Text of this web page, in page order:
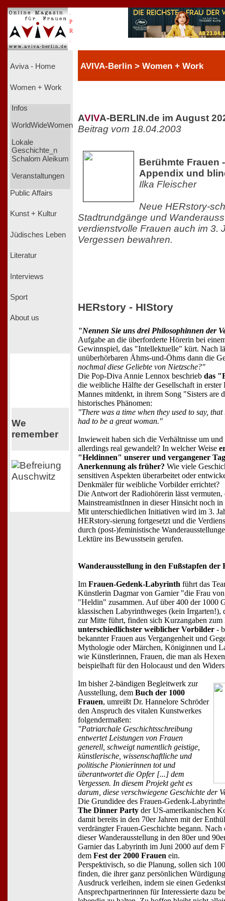
P
R
Aviva - Home
Women + Work
Infos
WorldWideWomen
Lokale
Geschichte_n
Schalom Aleikum
Veranstaltungen
Public Affairs
Kunst + Kultur
Jüdisches Leben
Literatur
Interviews
Sport
About us
We
remember
AVIVA-Berlin > Women + Work
AVIVA-BERLIN.de im August
Beitrag vom 18.04.2003
Berühmte Frauen
Appendix und
Ilka Fleischer
Neue HERstory-
Stadtrundgänge und
verdienstvolle Frauen auch im 3.
Vergessen bewahren.
HERstory - HIStory
"Nennen Sie uns drei Philosophinnen der
Aufgabe an die überforderte Hörerin bei
Gewinnspiel, das "Intellektuelle" kürt. Nach
unüberhörbaren Ähms-und-Öhms dann die
nochmal diese Geliebte von Nietzsche?"
Die Pop-Diva Annie Lennox beschrieb das
die weibliche Hälfte der Gesellschaft in
Mannes mitdenkt, in ihrem Song "Sisters are
historisches Phänomen:
"There was a time when they used to say,
had to be a great woman."
Inwieweit haben sich die Verhältnisse um
allerdings real gewandelt? In welcher Weise
"Heldinnen" unserer und vergangener
Anerkennung als früher? Wie viele
sensitiven Aspekten überarbeitet oder
Denkmäler für weibliche Vorbilder errichtet?
Die Antwort der Radiohörerin lässt
MainstreamistInnen in dieser Hinsicht noch
Mit unterschiedlichen Initiativen wird im 3.
HERstory-sierung fortgesetzt und die
durch (post-)feministische
Lektüre ins Bewusstsein gerufen.
Wanderausstellung in den Fußstapfen der
Im Frauen-Gedenk-Labyrinth führt das
Künstlerin Dagmar von Garnier "die Frau
"Heldin" zusammen. Auf über 400 der 1000
klassischen Labyrinthweges (kein Irrgarten!),
zur Mitte führt, finden sich Kurzangaben zum
unterschiedlichster weiblicher Vorbilder -
bekannter Frauen aus Vergangenheit und
Mythologie oder Märchen, Königinnen und
wie Künstlerinnen, Frauen, die man als
beispielhaft für den Holocaust und den
Im bisher 2-bändigen Begleitwerk zur
Ausstellung, dem Buch der 1000
Frauen, umreißt Dr. Hannelore Schröder
den Anspruch des vitalen Kunstwerkes
folgendermaßen:
"Patriarchale Geschichtsschreibung
entwertet Leistungen von Frauen
generell, schweigt namentlich geistige,
künstlerische, wissenschaftliche und
politische Pionierinnen tot und
überantwortet die Opfer [...] dem
Vergessen. In diesem Projekt geht es
darum, diese verschwiegene Geschichte der
Die Grundidee des Frauen-Gedenk-
The Dinner Party der US-amerikanischen
damit bereits in den 70er Jahren mit der
verdrängter Frauen-Geschichte begann.
dieser Wanderausstellung in den 80er und
Garnier das Labyrinth im Juni 2000 auf dem
dem Fest der 2000 Frauen ein.
Perspektivisch, so die Planung, sollen sich
finden, die ihrer ganz persönlichen
Ausdruck verleihen, indem sie einen
Ansprechpartnerinnen für Interessierte dazu